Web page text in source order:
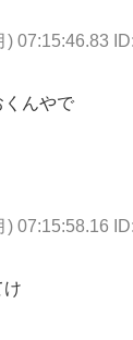
) 07:15:46.83
くんやで
) 07:15:58.16
け